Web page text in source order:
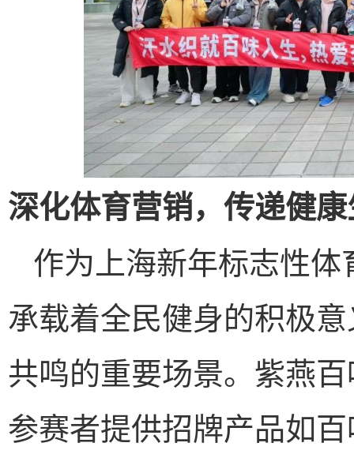
深化体育营销，传递健
作为上海新年标志性
承载着全民健身的积极
共鸣的重要场景。紫燕
参赛者提供招牌产品如